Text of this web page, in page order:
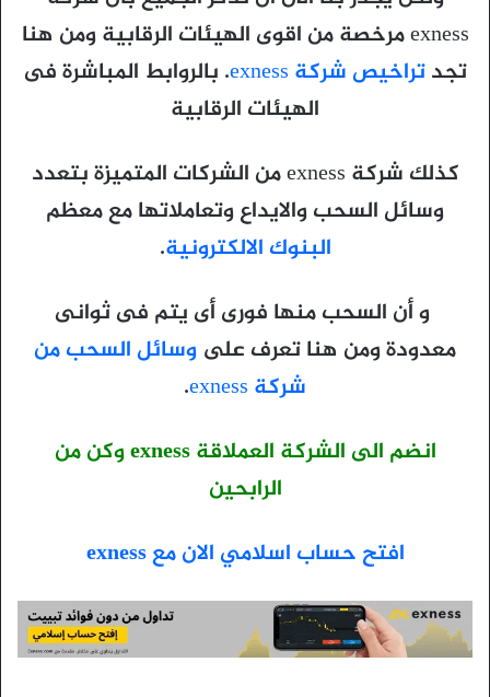
exness مرخصة من اقوى الهيئات الرقابية ومن هنا
تجدتراخيص شركة
. بالروابط المباشرة فى
الهيئات الرقابية
كذلك شركة exness من الشركات المتميزة بتعدد
وسائل السحب والايداع وتعاملاتها مع معظم
البنوك الالكترونية.
و أن السحب منها فورى أى يتم فى ثوانى
معدودة ومن هنا تعرف على وسائل السحب من
شركة
.
انضم الى الشركة العملاقة exness وكن من
الرابحين
افتح حساب اسلامي الان مع exness